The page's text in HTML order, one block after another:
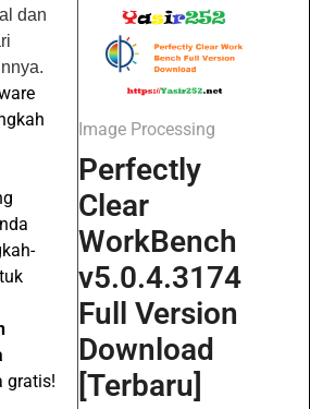
dan
gratis!
Image Processing
Perfectly
Clear
WorkBench
v5.0.4.3174
Full Version
Download
[Terbaru]